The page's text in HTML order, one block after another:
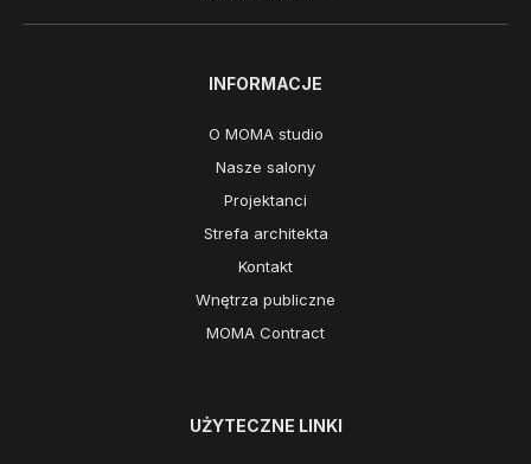
INFORMACJE
O MOMA studio
Nasze salony
Projektanci
Strefa architekta
Kontakt
Wnętrza publiczne
MOMA Contract
UŻYTECZNE LINKI